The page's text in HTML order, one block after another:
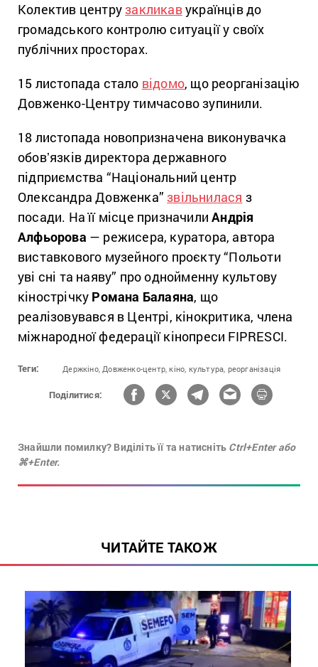
Колектив центрузакликавукраїнців до
громадського контролю ситуації у своїх
публічних просторах.
15 листопада стало відомо, що реорганізацію
Довженко-Центру тимчасово зупинили.
18 листопада новопризначена виконувачка
обовʼязків директора державного
підприємства “Національний центр
Олександра Довженка”звільнилася з
посади. На її місце призначилиАндрія
Алфьорова — режисера, куратора, автора
виставкового музейного проєкту “Польоти
уві сні та наяву” про однойменну культову
кінострічку Романа Балаяна, що
реалізовувався в Центрі, кінокритика, члена
міжнародної федерації кінопреси FIPRESCI.
Теги: Держкіно, Довженко-центр, кіно, культура, реорганізація
Поділитися:
Знайшли помилку? Виділіть її та натисніть Ctrl+Enter або
⌘+Enter.
ЧИТАЙТЕ ТАКОЖ